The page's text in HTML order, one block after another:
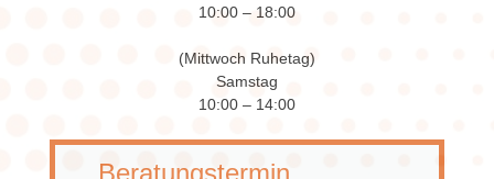
10:00 – 18:00
(Mittwoch Ruhetag)
Samstag
10:00 – 14:00